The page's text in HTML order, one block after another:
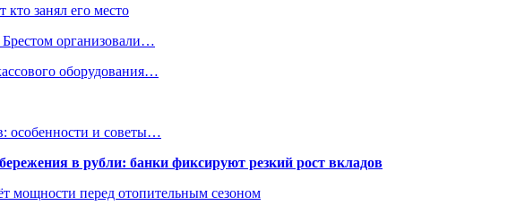
занял его место
Брестом организовали…
оборудования…
особенности и советы…
в рубли: банки фиксируют резкий рост вкладов
мощности перед отопительным сезоном